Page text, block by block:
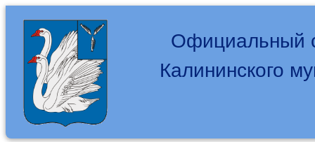
Официальный
Калининского